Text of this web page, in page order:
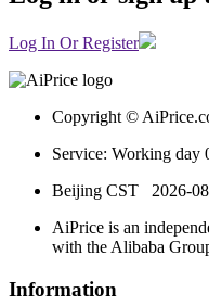
Log In Or Register
Copyright ©
Service: Working day
Beijing CST 2026-
AiPrice is an
with the Alibaba
Information